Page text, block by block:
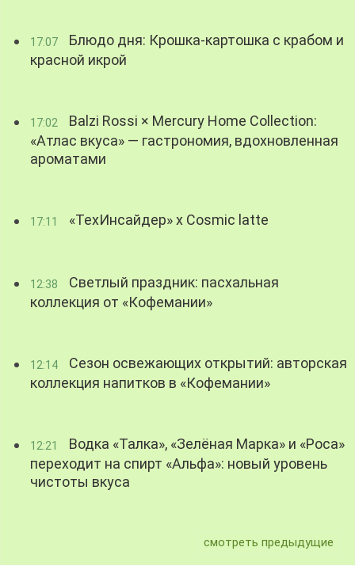
17:07
Блюдо дня: Крошка-картошка с крабом и
красной икрой
17:02
Balzi Rossi × Mercury Home Collection:
«Атлас вкуса» — гастрономия, вдохновленная
ароматами
17:11 «ТехИнсайдер» х Cosmic latte
12:38
Светлый праздник: пасхальная
коллекция от «Кофемании»
12:14
Сезон освежающих открытий: авторская
коллекция напитков в «Кофемании»
12:21
Водка «Талка», «Зелёная Марка» и «Роса»
переходит на спирт «Альфа»: новый уровень
чистоты вкуса
смотреть предыдущие